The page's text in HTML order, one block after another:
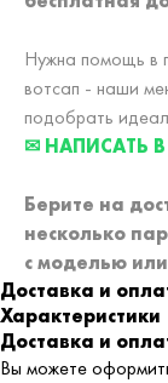
Нужна помощь в
вотсап - наши
подобрать
✉ НАПИСАТЬ
Берите на
несколько
с моделью
Доставка и
Характеристики
Доставка и
Вы можете